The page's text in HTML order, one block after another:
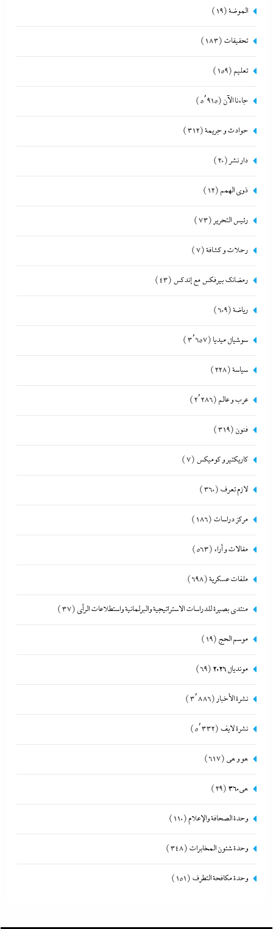
الموضة(19)
تحقيقات (183)
تعليم (159)
جاءنا الآن (5٬915)
حوادث و جريمة(312)
دار نشر (20)
ذوى الهمم (12)
رئيس التحرير (73)
رحلات و كشافة(7)
رمضانك بيرفكس مع إندكس (43)
رياضة(609)
سوشيال ميديا (3٬657)
سياسة(228)
عرب و عالم (2٬286)
فنون (319)
كاريكتير و كوميكس (7)
لازم تعرف (360)
مركز دراسات (186)
مقالات و أراء (563)
ملفات عسكرية(698)
منتدى بصيرة للدراسات الاستراتيجية والبرلمانية واستطلاعات الرأى (37)
موسم الحج (19)
مونديال 2026 (69)
نشرة الأخبار (3٬886)
نشرة لايف (5٬332)
هو و هي (617)
هى360 (29)
وحدة الصحافة والإعلام(110)
وحدة شئون المخابرات (348)
وحدة مكافحة التطرف (151)